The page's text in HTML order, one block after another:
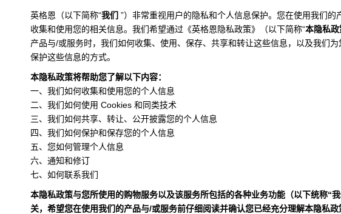
英格恩（以下简称“我们 ”）非常重视用户的隐私和个人信息保护。您在使用我们的
收集和使用您的相关信息。我们希望通过《英格恩隐私政策》（以下简称“本隐私政
产品与/或服务时，我们如何收集、使用、保存、共享和转让这些信息，以及我们
保护这些信息的方式。
本隐私政策将帮助您了解以下内容：
一、我们如何收集和使用您的个人信息
二、我们如何使用 Cookies 和同类技术
三、我们如何共享、转让、公开披露您的个人信息
四、我们如何保护和保存您的个人信息
五、您如何管理个人信息
六、通知和修订
七、如何联系我们
本隐私政策与您所使用的购物服务以及该服务所包括的各种业务功能（以下统称“
关，希望您在使用我们的产品与/或服务前仔细阅读并确认您已经充分理解本隐私